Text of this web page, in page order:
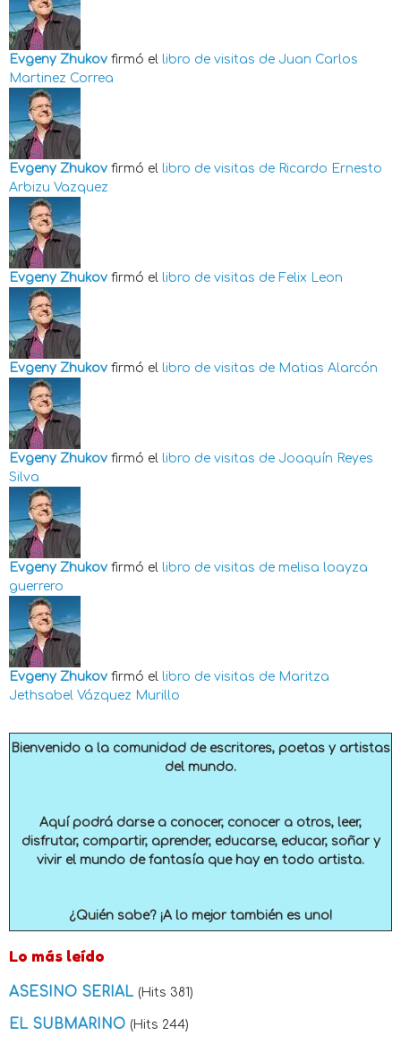
Evgeny Zhukov firmó el libro de visitas de Juan Carlos
Martinez Correa
Evgeny Zhukov firmó el libro de visitas de Ricardo Ernesto
Arbizu Vazquez
Evgeny Zhukov firmó el libro de visitas de Felix Leon
Evgeny Zhukov firmó el libro de visitas de Matias Alarcón
Evgeny Zhukov firmó el libro de visitas de Joaquín Reyes
Silva
Evgeny Zhukov firmó el libro de visitas de melisa loayza
guerrero
Evgeny Zhukov firmó el libro de visitas de Maritza
Jethsabel Vázquez Murillo
Bienvenido a la comunidad de escritores, poetas y artistas
del mundo.
Aquí podrá darse a conocer, conocer a otros, leer,
disfrutar, compartir, aprender, educarse, educar, soñar y
vivir el mundo de fantasía que hay en todo artista.
¿Quién sabe? ¡A lo mejor también es uno!
Lo más leído
ASESINO SERIAL (Hits 381)
EL SUBMARINO (Hits 244)